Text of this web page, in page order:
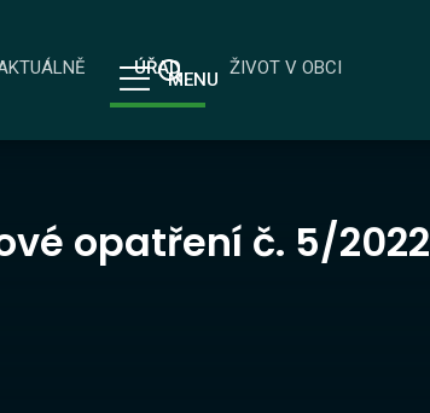
ÚŘAD ŽIVOT V OBCI
MENU
opatření č. 5/2022